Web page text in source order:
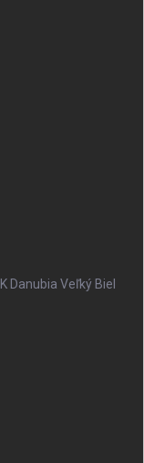
Danubia Veľký Biel